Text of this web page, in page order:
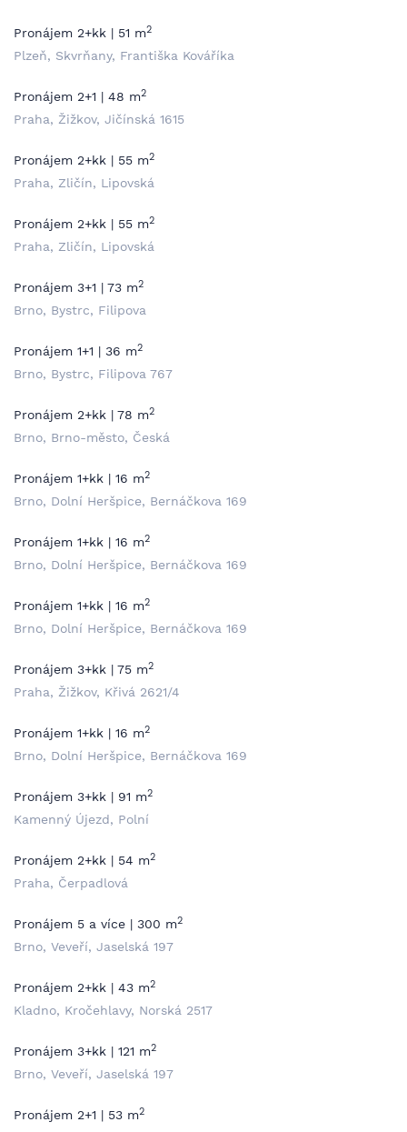
Pronájem 2+kk | 51 m2
Plzeň, Skvrňany, Františka Kováříka
Pronájem 2+1 | 48 m2
Praha, Žižkov, Jičínská 1615
Pronájem 2+kk | 55 m2
Praha, Zličín, Lipovská
Pronájem 2+kk | 55 m2
Praha, Zličín, Lipovská
Pronájem 3+1 | 73 m2
Brno, Bystrc, Filipova
Pronájem 1+1 | 36 m2
Brno, Bystrc, Filipova 767
Pronájem 2+kk | 78 m2
Brno, Brno-město, Česká
Pronájem 1+kk | 16 m2
Brno, Dolní Heršpice, Bernáčkova 169
Pronájem 1+kk | 16 m2
Brno, Dolní Heršpice, Bernáčkova 169
Pronájem 1+kk | 16 m2
Brno, Dolní Heršpice, Bernáčkova 169
Pronájem 3+kk | 75 m2
Praha, Žižkov, Křivá 2621/4
Pronájem 1+kk | 16 m2
Brno, Dolní Heršpice, Bernáčkova 169
Pronájem 3+kk | 91 m2
Kamenný Újezd, Polní
Pronájem 2+kk | 54 m2
Praha, Čerpadlová
Pronájem 5 a více | 300 m2
Brno, Veveří, Jaselská 197
Pronájem 2+kk | 43 m2
Kladno, Kročehlavy, Norská 2517
Pronájem 3+kk | 121 m2
Brno, Veveří, Jaselská 197
Pronájem 2+1 | 53 m2